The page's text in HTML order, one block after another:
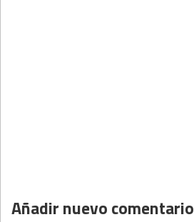
Añadir nuevo comentario